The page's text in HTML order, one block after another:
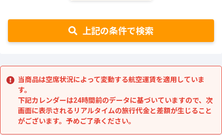
上記の条件で検索
当商品は空席状況によって変動する航空運賃を適用していま
す。
下記カレンダーは24時間前のデータに基づいていますので、次
画面に表示されるリアルタイムの旅行代金と差額が生じること
がございます。予めご了承ください。